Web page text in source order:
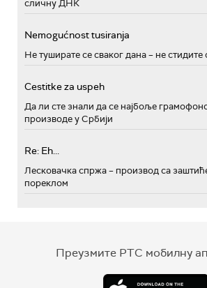
сличну ДНК
Nemogućnost tusiranja
Не туширате се сваког дана – не стидите
Cestitke za uspeh
Да ли сте знали да се најбоље
производе у Србији
Re: Eh...
Лесковачка спржа – производ са
пореклом
Преузмите РТС мобилну